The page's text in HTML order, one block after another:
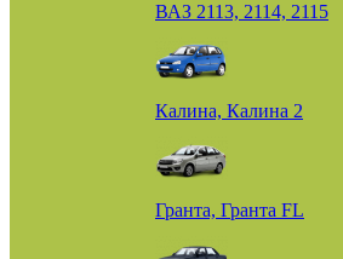
ВАЗ 2113, 2114, 2115
Калина, Калина 2
Гранта, Гранта FL